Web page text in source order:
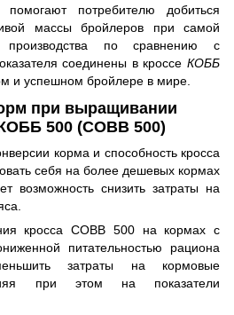
потребителю добиться
массы бройлеров при самой
производства по сравнению с
соединены в кроссе КОББ
и успешном бройлере в мире.
при выращивании
500 (COBB 500)
корма и способность кросса
себя на более дешевых кормах
возможность снизить затраты на
кросса COBB 500 на кормах с
питательностью рациона
затраты на кормовые
при этом на показатели